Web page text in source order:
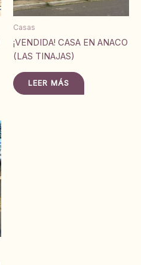
Casas
¡VENDIDA! CASA EN ANACO
(LAS TINAJAS)
LEER MÁS